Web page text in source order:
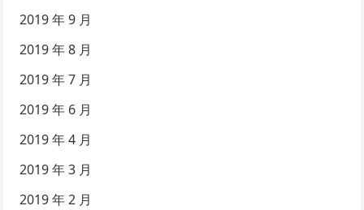
2019 年 9 月
2019 年 8 月
2019 年 7 月
2019 年 6 月
2019 年 4 月
2019 年 3 月
2019 年 2 月